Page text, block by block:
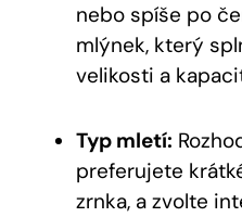
nebo spíše po
mlýnek, který
velikosti a
Typ mletí:
preferujete
zrnka, a zvolte